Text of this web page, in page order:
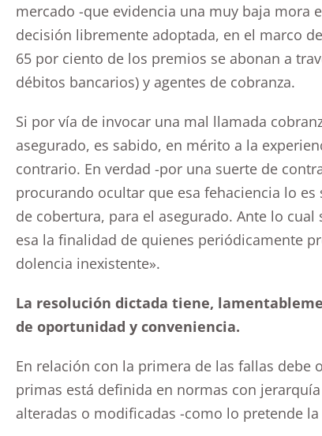
mercado -que evidencia una muy baja mora
decisión libremente adoptada, en el marco
65 por ciento de los premios se abonan a
débitos bancarios) y agentes de cobranza.
Si por vía de invocar una mal llamada
asegurado, es sabido, en mérito a la
contrario. En verdad -por una suerte de
procurando ocultar que esa fehaciencia lo
de cobertura, para el asegurado. Ante lo
esa la finalidad de quienes periódicamente
dolencia inexistente».
La resolución dictada tiene,
de oportunidad y conveniencia.
En relación con la primera de las fallas debe
primas está definida en normas con
alteradas o modificadas -como lo pretende